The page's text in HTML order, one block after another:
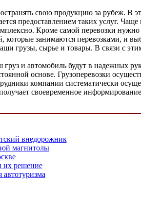
свою продукцию за рубеж. В
предоставлением таких услуг.
Кроме самой перевозки
занимаются перевозками, и
грузы, сырье и товары. В связи с
и автомобиль будут в надежных
основе. Грузоперевозки
компании систематически
своевременное
внедорожник
магнитолы
их решение